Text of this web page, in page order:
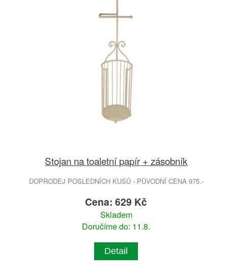
Stojan na toaletní papír + zásobník
DOPRODEJ POSLEDNÍCH KUSŮ - PŮVODNÍ CENA 975.-
Cena: 629 Kč
Skladem
Doručíme do: 11.8.
Detail